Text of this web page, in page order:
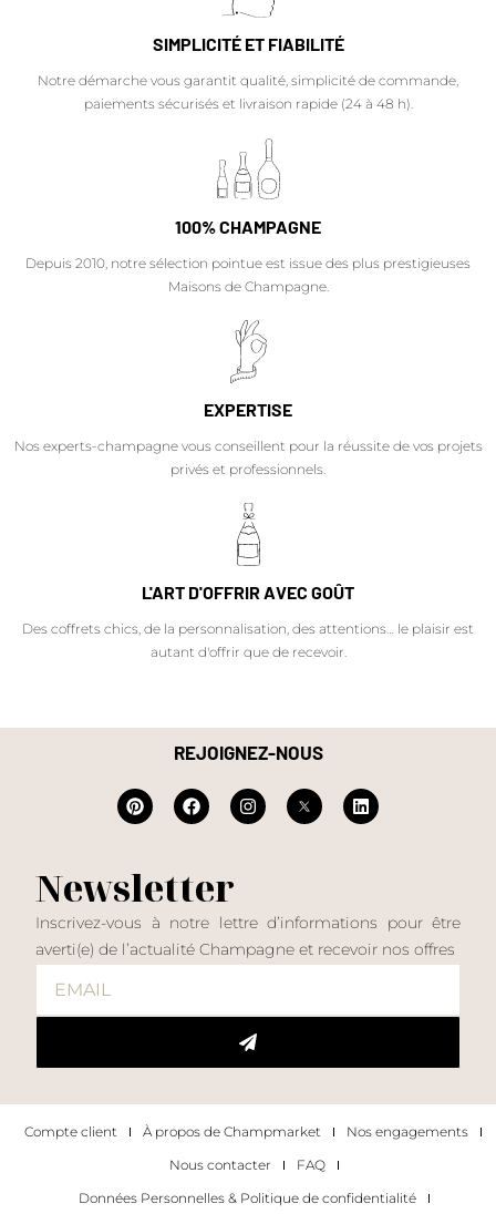
SIMPLICITÉ ET FIABILITÉ
Notre démarche vous garantit qualité, simplicité de commande,
paiements sécurisés et livraison rapide (24 à 48 h).
100% CHAMPAGNE
Depuis 2010, notre sélection pointue est issue des plus prestigieuses
Maisons de Champagne.
EXPERTISE
Nos experts-champagne vous conseillent pour la réussite de vos projets
privés et professionnels.
L'ART D'OFFRIR AVEC GOÛT
Des coffrets chics, de la personnalisation, des attentions… le plaisir est
autant d'offrir que de recevoir.
REJOIGNEZ-NOUS
Newsletter
Inscrivez-vous à notre lettre d’informations pour être
averti(e) de l’actualité Champagne et recevoir nos offres
Compte client À propos de Champmarket
Nos engagements
Nous contacter
FAQ
Données Personnelles & Politique de confidentialité